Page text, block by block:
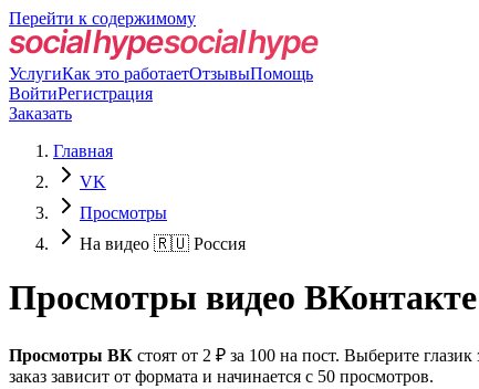
Перейти к содержимому
УслугиКак это работаетОтзывыПомощь
ВойтиРегистрация
Заказать
Главная
VK
Просмотры
На видео 🇷🇺 Россия
Просмотры видео ВКонтакте
Просмотры ВК стоят от 2 ₽ за 100 на пост. Выберите
заказ зависит от формата и начинается с 50 просмотров.